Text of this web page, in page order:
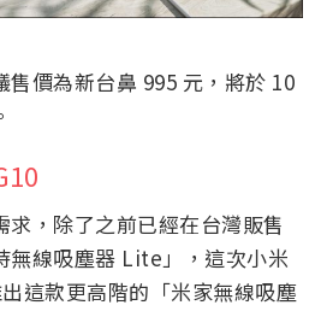
售價為新台鼻 995 元，將於 10
求，除了之前已經在台灣販售
無線吸塵器 Lite」，這次小米
這款更高階的「米家無線吸塵